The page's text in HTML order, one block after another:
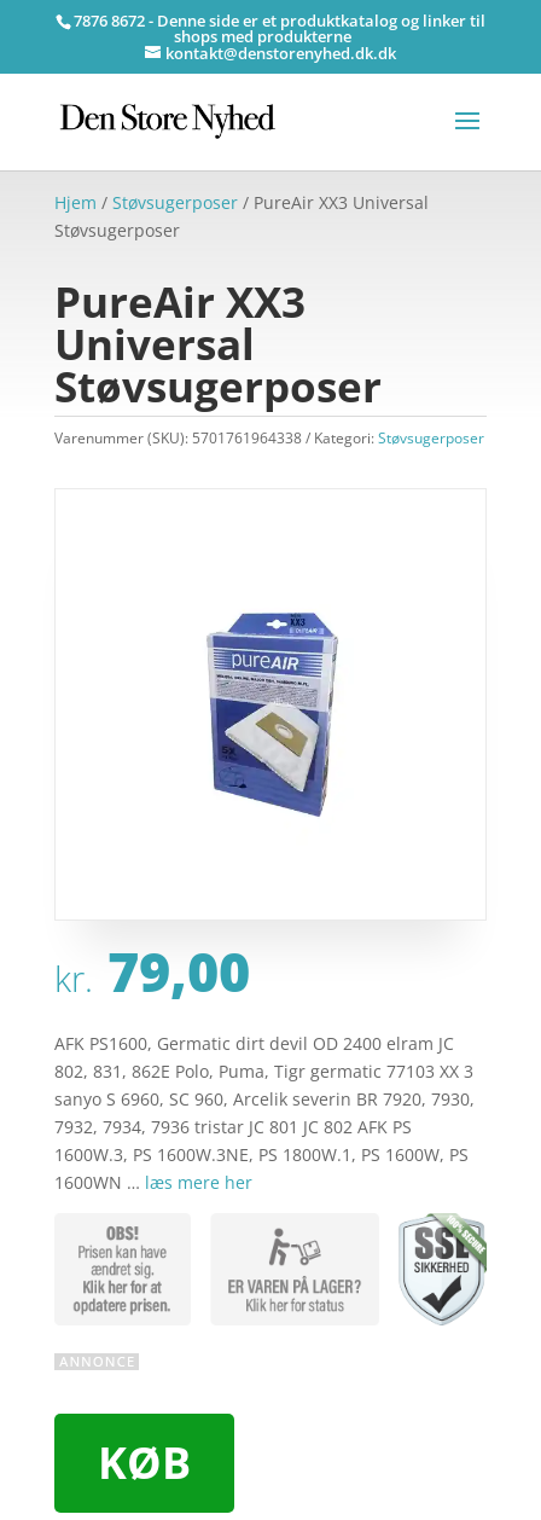
7876 8672 - Denne side er et produktkatalog og linker til
shops med produkterne
kontakt@denstorenyhed.dk.dk
Hjem / Støvsugerposer/ PureAir XX3 Universal
Støvsugerposer
PureAir XX3
Universal
Støvsugerposer
Varenummer (SKU): 5701761964338 Kategori:Støvsugerposer
kr. 79,00
AFK PS1600, Germatic dirt devil OD 2400 elram JC
802, 831, 862E Polo, Puma, Tigr germatic 77103 XX 3
sanyo S 6960, SC 960, Arcelik severin BR 7920, 7930,
7932, 7934, 7936 tristar JC 801 JC 802 AFK PS
1600W.3, PS 1600W.3NE, PS 1800W.1, PS 1600W, PS
1600WN … læs mere her
KØB